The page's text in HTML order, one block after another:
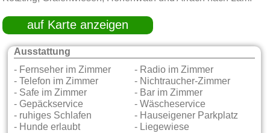
auf Karte anzeigen
Ausstattung
- Fernseher im Zimmer
- Radio im Zimmer
- Telefon im Zimmer
- Nichtraucher-Zimmer
- Safe im Zimmer
- Bar im Zimmer
- Gepäckservice
- Wäscheservice
- ruhiges Schlafen
- Hauseigener Parkplatz
- Hunde erlaubt
- Liegewiese